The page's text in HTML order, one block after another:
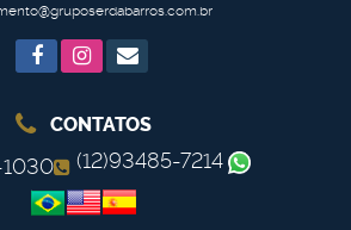
CONTATOS
(12)93485-7214